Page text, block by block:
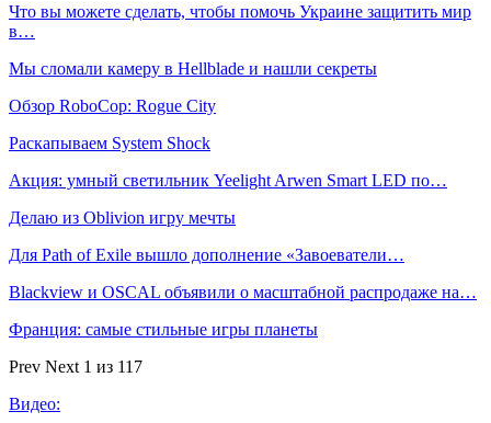
Что вы можете сделать, чтобы помочь Украине защитить мир
в…
Мы сломали камеру в Hellblade и нашли секреты
Обзор RoboCop: Rogue City
Раскапываем System Shock
Акция: умный светильник Yeelight Arwen Smart LED по…
Делаю из Oblivion игру мечты
Для Path of Exile вышло дополнение «Завоеватели…
Blackview и OSCAL объявили о масштабной распродаже на…
Франция: самые стильные игры планеты
Prev Next 1 из 117
Видео: